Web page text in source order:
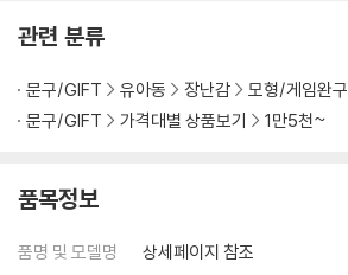
관련 분류
문구/GIFT 유아동 장난감 모형/게임완구
문구/GIFT
가격대별 상품보기 1만5천~
품목정보
품명 및 모델명
상세페이지 참조